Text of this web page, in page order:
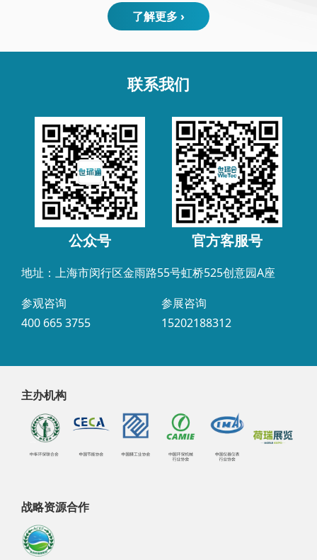
了解更多 ›
联系我们
公众号 官方客服号
地址：上海市闵行区金雨路55号虹桥525创意园A座
参观咨询
400 665 3755
参展咨询
15202188312
主办机构
战略资源合作